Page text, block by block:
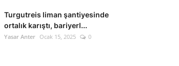
Turgutreis liman şantiyesinde
ortalık karıştı, bariyerl...
Yasar Anter Ocak 15, 2025 0